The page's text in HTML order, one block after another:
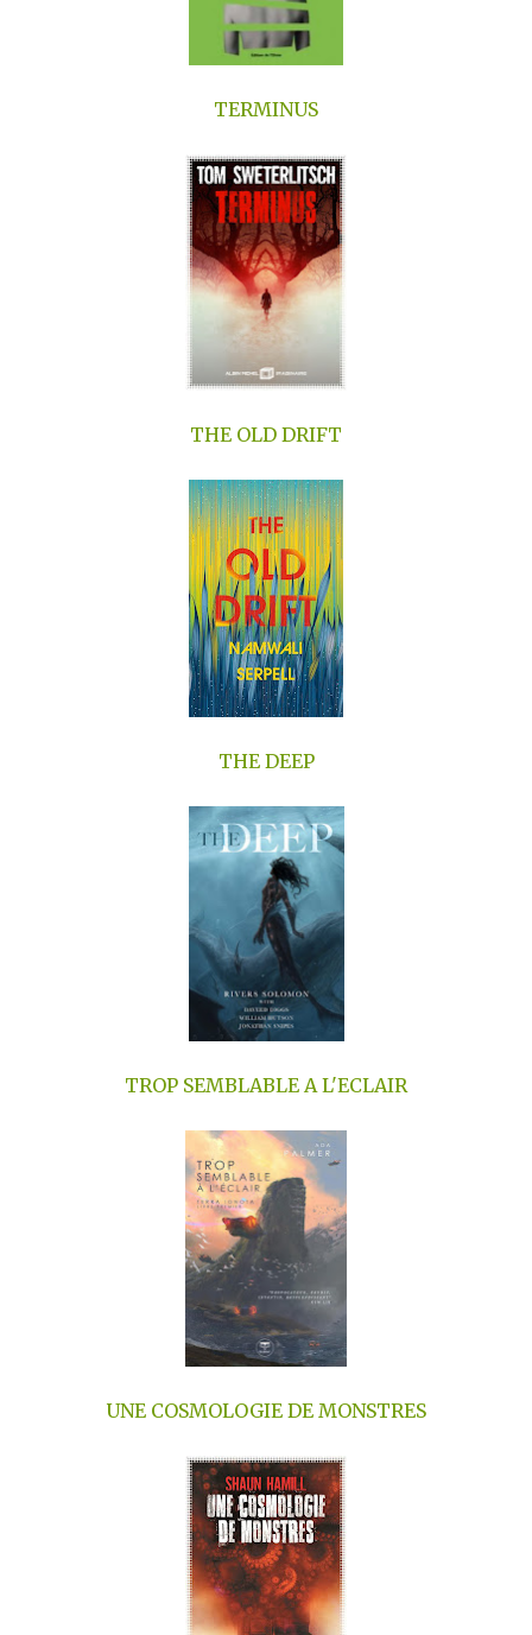
TERMINUS
THE OLD DRIFT
THE DEEP
TROP SEMBLABLE A L'ECLAIR
UNE COSMOLOGIE DE MONSTRES